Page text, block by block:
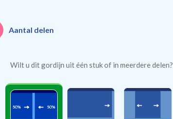
Aantal delen
Wilt u dit gordijn uit één stuk of in meerdere delen?